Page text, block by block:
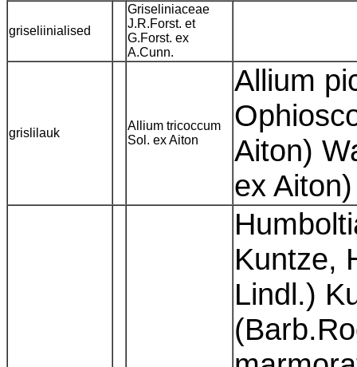
griseliinialised
Griseliniaceae
J.R.Forst. et
G.Forst. ex
A.Cunn.
grislilauk
Allium tricoccum
Sol. ex Aiton
Allium
Aiton)
ex
Kuntze,
Lindl.)